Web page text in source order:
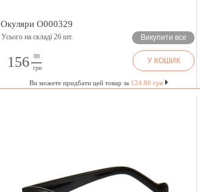
Окуляри O000329
Усього на складі 26 шт. Викупити все
156
00
грн
У КОШИК
Ви можете придбати цей товар за 124.80 грн